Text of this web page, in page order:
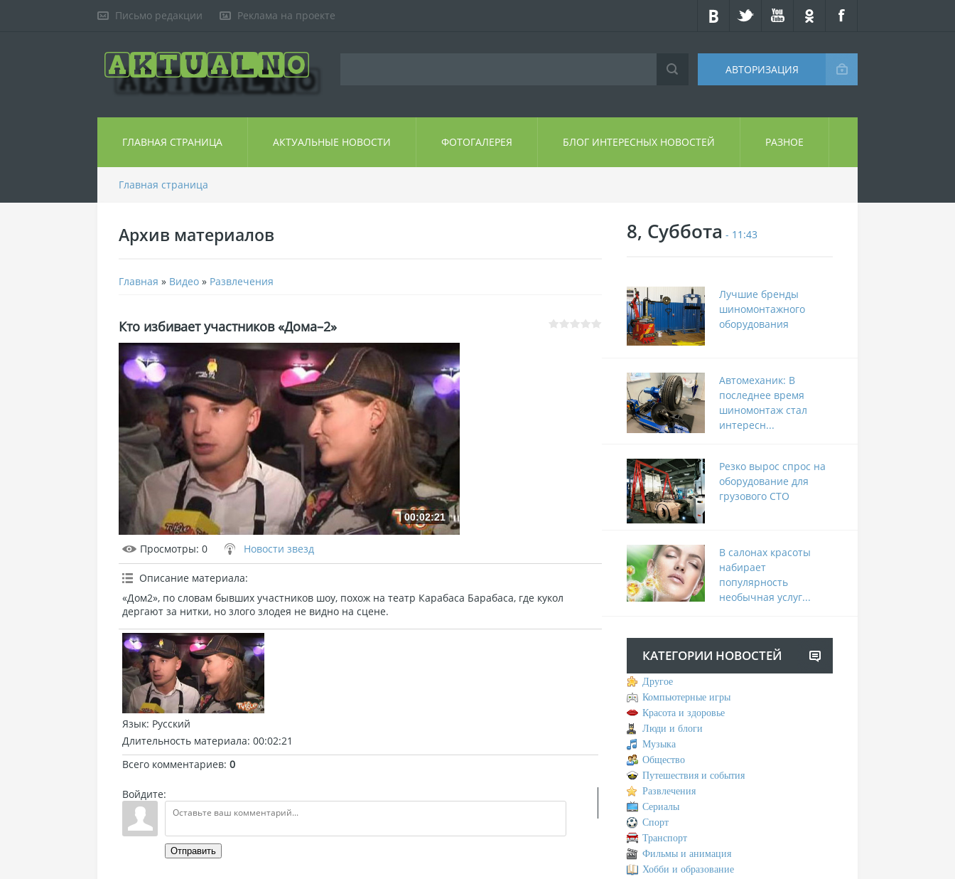
Письмо редакции Реклама на проекте
АВТОРИЗАЦИЯ
ГЛАВНАЯ СТРАНИЦА АКТУАЛЬНЫЕ НОВОСТИ ФОТОГАЛЕРЕЯ БЛОГ ИНТЕРЕСНЫХ НОВОСТЕЙ РАЗНОЕ
Главная страница
Архив материалов
Главная » Видео » Развлечения
Кто избивает участников «Дома–2»
00:02:21
Просмотры: 0 Новости звезд
Описание материала:
«Дом2», по словам бывших участников шоу, похож на театр Карабаса Барабаса, где кукол
дергают за нитки, но злого злодея не видно на сцене.
Язык: Русский
Длительность материала: 00:02:21
Всего комментариев: 0
Войдите:
Отправить
8, Суббота - 11:43
Лучшие бренды
шиномонтажного
оборудования
Автомеханик: В
последнее время
шиномонтаж стал
интересн...
Резко вырос спрос на
оборудование для
грузового СТО
В салонах красоты
набирает
популярность
необычная услуг...
КАТЕГОРИИ НОВОСТЕЙ
Другое
Компьютерные игры
Красота и здоровье
Люди и блоги
Музыка
Общество
Путешествия и события
Развлечения
Сериалы
Спорт
Транспорт
Фильмы и анимация
Хобби и образование